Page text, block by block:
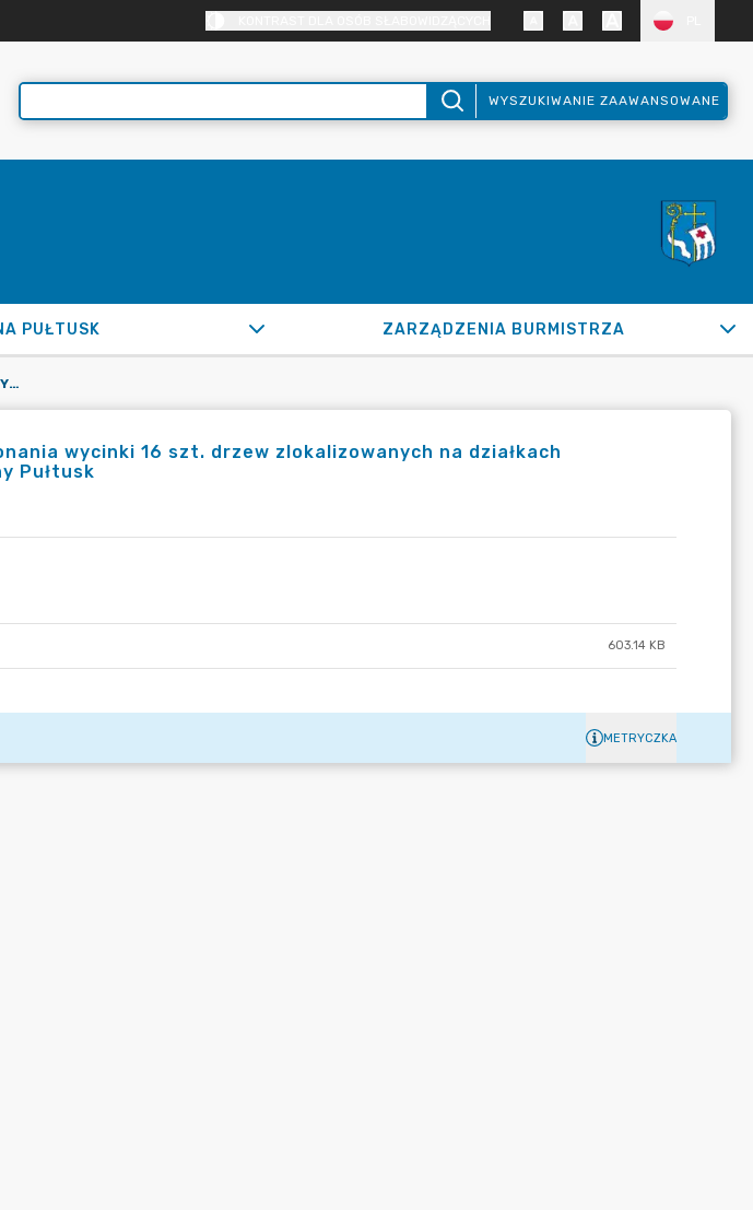
WYSZUKIWANIE ZAAWANSOWANE
PUŁTUSK ZARZĄDZENIA BURMISTRZA
UMOWA NR 35/2026 DOT. WYKONANIA WYCINKI 16 SZT. DRZEW ZLOKALIZOWANYCH NA DZIAŁKACH STANOWIĄCYCH WŁASNOŚĆ GMINY PUŁTUSK
wycinki 16 szt. drzew zlokalizowanych na działkach
Pułtusk
603.14 KB
METRYCZKA